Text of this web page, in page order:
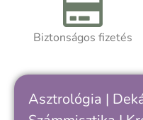
Biztonságos fizetés
Asztrológia |